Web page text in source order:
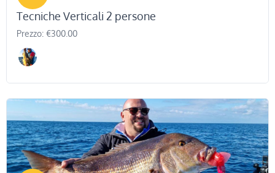
Tecniche Verticali 2 persone
Prezzo: €300.00